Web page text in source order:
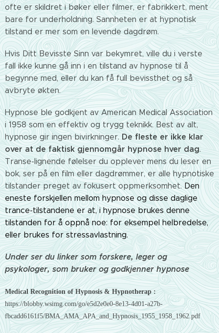
ofte er skildret i bøker eller filmer, er fabrikkert, ment
bare for underholdning. Sannheten er at hypnotisk
tilstand er mer som en levende dagdrøm.
Hvis Ditt Bevisste Sinn var bekymret, ville du i verste
fall ikke kunne gå inn i en tilstand av hypnose til å
begynne med, eller du kan få full bevissthet og så
avbryte økten.
Hypnose ble godkjent av American Medical Association
i 1958 som en effektiv og trygg teknikk. Best av alt,
hypnose gir ingen bivirkninger. De fleste er ikke klar
over at de faktisk gjennomgår hypnose hver dag.
Transe-lignende følelser du opplever mens du leser en
bok, ser på en film eller dagdrømmer, er alle hypnotiske
tilstander preget av fokusert oppmerksomhet.Den
eneste forskjellen mellom hypnose og disse daglige
trance-tilstandene er at, i hypnose brukes denne
tilstanden for å oppnå noe: for eksempel helbredelse,
eller brukes for stressavlastning.
Under ser du linker som forskere, leger og
psykologer, som bruker og godkjenner hypnose
Medical Recognition of Hypnosis & Hypnotherap :
https://blobby.wsimg.com/go/e5d2e0e0-8e13-4d01-a27b-
fbcadd6161f5/BMA_AMA_APA_and_Hypnosis_1955_1958_1962.pdf